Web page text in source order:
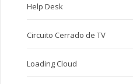
Help Desk
Circuito Cerrado de TV
Loading Cloud